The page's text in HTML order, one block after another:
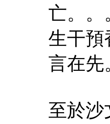
亡。。
生干預
言在先
至於沙